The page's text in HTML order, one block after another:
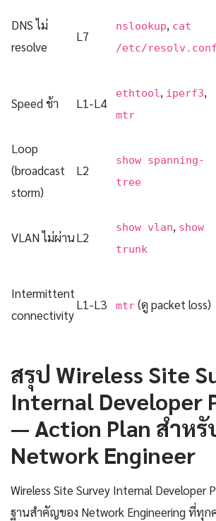
DNS ไม่
resolve
L7
nslookup, cat
/etc/resolv.conf
Speed ช้า L1-L4
ethtool , iperf3,
mtr
Loop
(broadcast
storm)
L2
show spanning-
tree
VLAN ไม่ผ่านL2
show vlan, show
trunk
Intermittent
connectivity
L1-L3 mtr (ดู packet loss)
สรุป Wireless Site
Internal Developer
— Action Plan สำหรั
Network Engineer
Wireless Site Survey Internal
ฐานสำคัญของ Network Engineering ที่ทุก